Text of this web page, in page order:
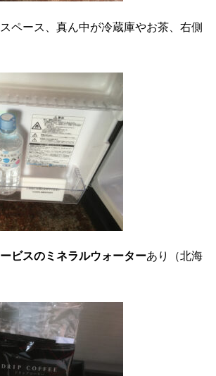
ペース、真ん中が冷蔵庫やお茶、右側
ビスのミネラルウォーターあり（北海